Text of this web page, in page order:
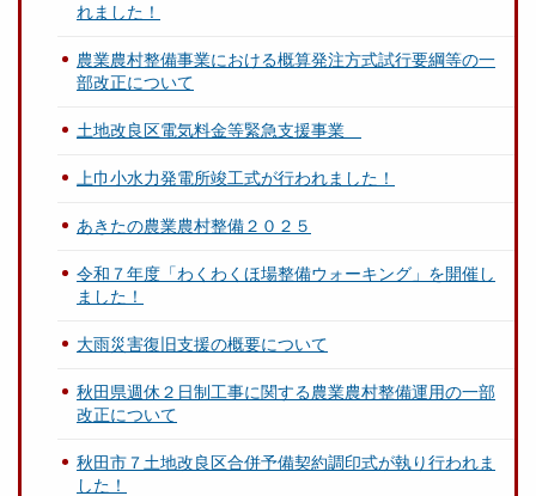
れました！
農業農村整備事業における概算発注方式試行要綱等の一
部改正について
土地改良区電気料金等緊急支援事業
上巾小水力発電所竣工式が行われました！
あきたの農業農村整備２０２５
令和７年度「わくわくほ場整備ウォーキング」を開催し
ました！
大雨災害復旧支援の概要について
秋田県週休２日制工事に関する農業農村整備運用の一部
改正について
秋田市７土地改良区合併予備契約調印式が執り行われま
した！